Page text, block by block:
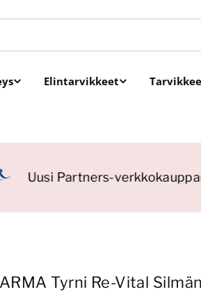
Elintarvikkeet
Uusi Partners-
Tyrni Re-Vital